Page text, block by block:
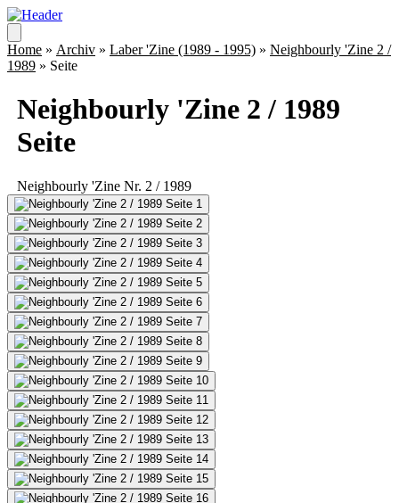
Home » Archiv » Laber 'Zine (1989 - 1995) » Neighbourly 'Zine 2 /
1989 » Seite
Neighbourly 'Zine 2 / 1989
Seite
Neighbourly 'Zine Nr. 2 / 1989